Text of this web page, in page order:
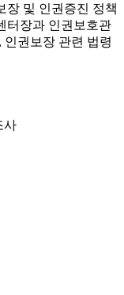
장 및 인권증진 정책
터장과 인권보호관
인권보장 관련 법령
사